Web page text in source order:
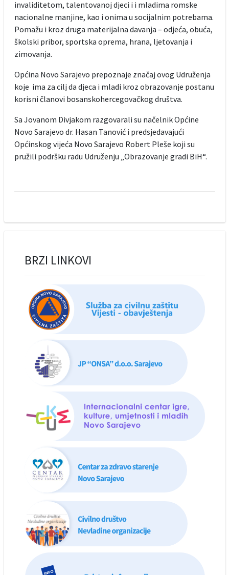
invaliditetom, talentovanoj djeci i i mladima romske
nacionalne manjine, kao i onima u socijalnim potrebama.
Pomažu i kroz druga materijalna davanja – odjeća, obuća,
školski pribor, sportska oprema, hrana, ljetovanja i
zimovanja.
Općina Novo Sarajevo prepoznaje značaj ovog Udruženja
koje ima za cilj da djeca i mladi kroz obrazovanje postanu
korisni članovi bosanskohercegovačkog društva.
Sa Jovanom Divjakom razgovarali su načelnik Općine
Novo Sarajevo dr. Hasan Tanović i predsjedavajući
Općinskog vijeća Novo Sarajevo Robert Pleše koji su
pružili podršku radu Udruženju „Obrazovanje gradi BiH“.
BRZI LINKOVI